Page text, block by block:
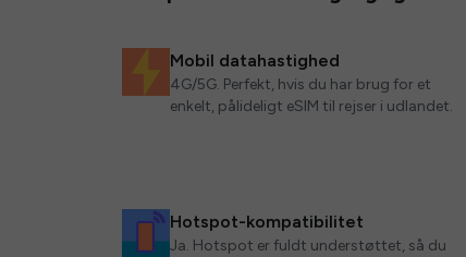
Mobil datahastighed
4G/5G. Perfekt, hvis du har brug for et
enkelt, pålideligt eSIM til rejser i udlandet.
Hotspot-kompatibilitet
Ja. Hotspot er fuldt understøttet, så du